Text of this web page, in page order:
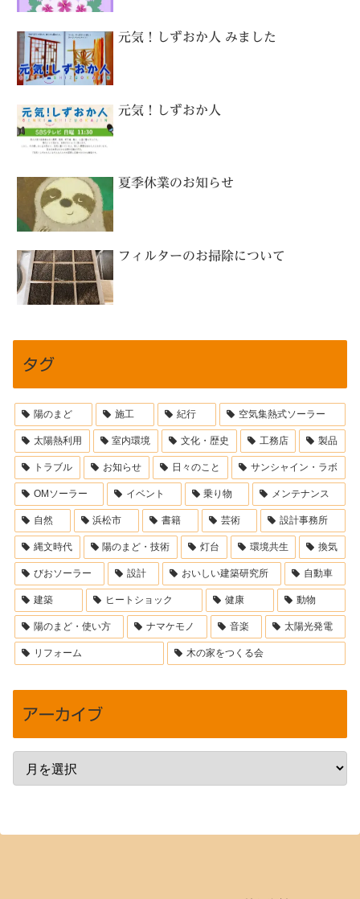
元気！しずおか人 みました
元気！しずおか人
夏季休業のお知らせ
フィルターのお掃除について
タグ
陽のまど 施工 紀行 空気集熱式ソーラー
太陽熱利用 室内環境 文化・歴史 工務店 製品
トラブル お知らせ 日々のこと サンシャイン・ラボ
OMソーラー イベント 乗り物 メンテナンス
自然 浜松市 書籍 芸術 設計事務所
縄文時代 陽のまど・技術 灯台 環境共生 換気
びおソーラー 設計 おいしい建築研究所 自動車
建築 ヒートショック 健康 動物
陽のまど・使い方 ナマケモノ 音楽 太陽光発電
リフォーム 木の家をつくる会
アーカイブ